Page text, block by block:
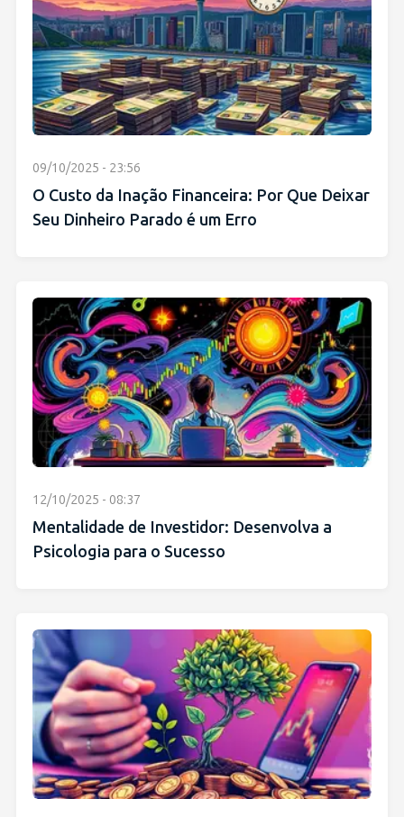
09/10/2025 - 23:56
O Custo da Inação Financeira: Por Que Deixar
Seu Dinheiro Parado é um Erro
12/10/2025 - 08:37
Mentalidade de Investidor: Desenvolva a
Psicologia para o Sucesso